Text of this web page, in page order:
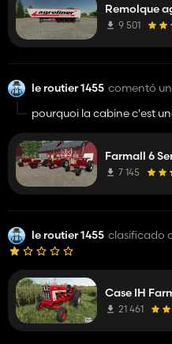
Remolque
9 501
le routier 1455 comentó
pourquoi la cabine c'est
Farmall 6
7 145
le routier 1455 clasificado
Case IH
21 461